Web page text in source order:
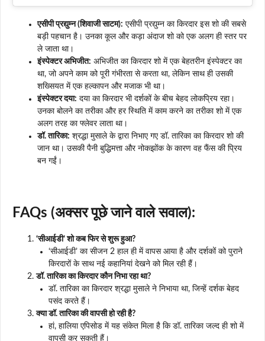
एसीपी प्रद्युम्न (शिवाजी साटम): एसीपी प्रद्युम्न का किरदार इस शो की सबसे
बड़ी पहचान है। उनका कूल और कड़ा अंदाज शो को एक अलग ही स्तर पर
ले जाता था।
इंस्पेक्टर अभिजीत: अभिजीत का किरदार शो में एक बेहतरीन इंस्पेक्टर का
था, जो अपने काम को पूरी गंभीरता से करता था, लेकिन साथ ही उसकी
शख्सियत में एक हल्कापन और मजाक भी था।
इंस्पेक्टर दया: दया का किरदार भी दर्शकों के बीच बेहद लोकप्रिय रहा।
उनका बोलने का तरीका और हर स्थिति में काम करने का तरीका शो में एक
अलग तरह का फ्लेवर लाता था।
डॉ. तारिका: श्रद्धा मुसाले के द्वारा निभाए गए डॉ. तारिका का किरदार शो की
जान था। उसकी पैनी बुद्धिमत्ता और नोकझोंक के कारण वह फैंस की प्रिय
बन गईं।
FAQs (अक्सर पूछे जाने वाले सवाल):
‘सीआईडी’ शो कब फिर से शुरू हुआ?
‘सीआईडी’ का सीजन 2 हाल ही में वापस आया है और दर्शकों को पुराने
किरदारों के साथ नई कहानियां देखने को मिल रही हैं।
डॉ. तारिका का किरदार कौन निभा रहा था?
डॉ. तारिका का किरदार श्रद्धा मुसाले ने निभाया था, जिन्हें दर्शक बेहद
पसंद करते हैं।
क्या डॉ. तारिका की वापसी हो रही है?
हां, हालिया एपिसोड में यह संकेत मिला है कि डॉ. तारिका जल्द ही शो में
वापसी कर सकती हैं।